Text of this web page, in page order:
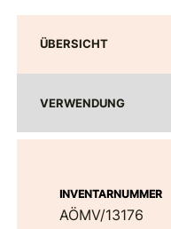
ÜBERSICHT
VERWENDUNG
INVENTARNUMMER
AÖMV/13176